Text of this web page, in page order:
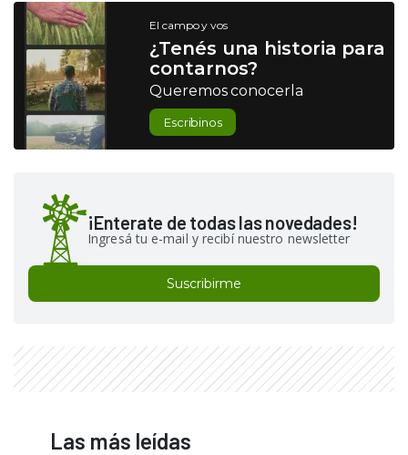
El campo y vos
¿Tenés una historia para
contarnos?
Queremos conocerla
Escribinos
¡Enterate de todas las novedades!
Ingresá tu e-mail y recibí nuestro newsletter
Suscribirme
Las más leídas